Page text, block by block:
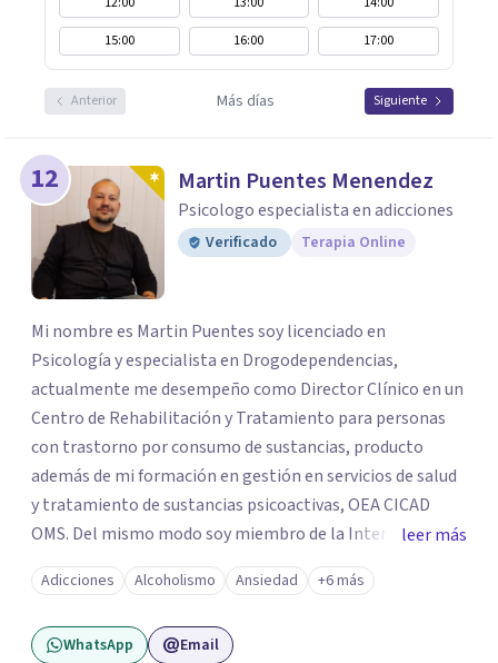
15:00
16:00 17:00
Anterior Más días Siguiente
12 Martin Puentes Menendez
Psicologo especialista en adicciones
Verificado Terapia Online
Mi nombre es Martin Puentes soy licenciado en
Psicología y especialista en Drogodependencias,
actualmente me desempeño como Director Clínico en un
Centro de Rehabilitación y Tratamiento para personas
con trastorno por consumo de sustancias, producto
además de mi formación en gestión en servicios de salud
y tratamiento de sustancias psicoactivas, OEA CICAD
OMS. Del mismo modo soy miembro de la International
Society of sustance use professional (ISSUP) *Licenciado
en Psicólogia *Diploma en gestión de servicios de salud
*Posgraduado especialista en Drogodependencias
*Diploma en gestión de Proyectos *Diploma en terapia
leer más
Adicciones Alcoholismo Ansiedad +6 más
WhatsApp Email